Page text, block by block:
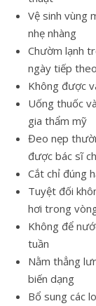
Vệ sinh vùng
nhẹ nhàng
Chườm lạnh
ngày tiếp theo
Không được
Uống thuốc
gia thẩm mỹ
Đeo nẹp
được bác sĩ
Cắt chỉ đúng
Tuyệt đối
hơi trong
Không để
tuần
Nằm thẳng
biến dạng
Bổ sung các